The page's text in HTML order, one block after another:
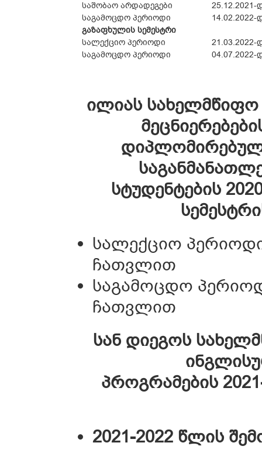
საშობაო არდადეგები
25.12.2021-
საგამოცდო პერიოდი
14.02.2022-
გაზაფხულის სემესტრი
სალექციო პერიოდი
21.03.2022-
საგამოცდო პერიოდი
04.07.2022-
ილიას სახელმწიფო
სტუდენტების
სალექციო
ჩათვლით
საგამოცდო
ჩათვლით
სან დიეგოს
პროგრამების
2021-2022 წლის